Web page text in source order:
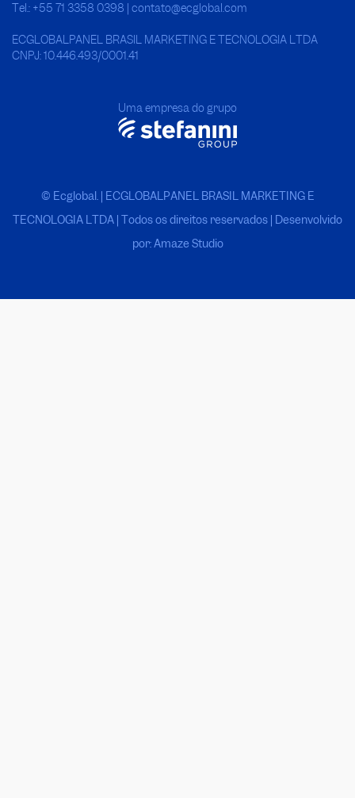
Tel.: +55 71 3358 0398 | contato@ecglobal.com
ECGLOBALPANEL BRASIL MARKETING E TECNOLOGIA LTDA
CNPJ: 10.446.493/0001.41
Uma empresa do grupo
© Ecglobal. | ECGLOBALPANEL BRASIL MARKETING E
TECNOLOGIA LTDA | Todos os direitos reservados | Desenvolvido
por: Amaze Studio